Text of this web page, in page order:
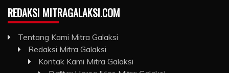
REDAKSI MITRAGALAKSI.COM
Tentang Kami Mitra Galaksi
Redaksi Mitra Galaksi
Kontak Kami Mitra Galaksi